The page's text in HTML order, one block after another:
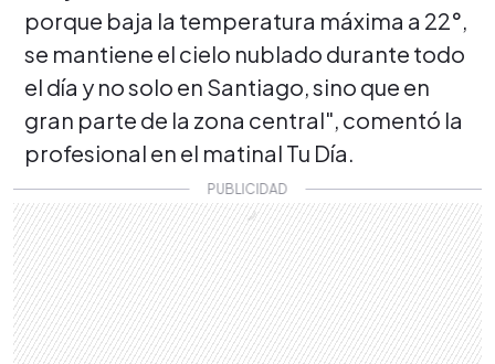
porque baja la temperatura máxima a 22°,
se mantiene el cielo nublado durante todo
el día y no solo en Santiago, sino que en
gran parte de la zona central", comentó la
profesional en el matinal Tu Día.